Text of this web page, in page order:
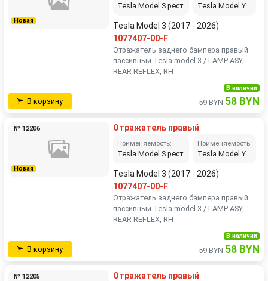
Новая
Tesla Model S рест. Tesla Model Y
Tesla Model 3 (2017 - 2026)
1077407-00-F
Отражатель заднего бампера правый
пассивный Tesla model 3 / LAMP ASY,
REAR REFLEX, RH
В корзину
В наличии
59 BYN 58 BYN
Новая
№ 12206 Отражатель правый
Применяемость:
Tesla Model S рест.
Применяемость:
Tesla Model Y
Tesla Model 3 (2017 - 2026)
1077407-00-F
Отражатель заднего бампера правый
пассивный Tesla model 3 / LAMP ASY,
REAR REFLEX, RH
В корзину
В наличии
59 BYN 58 BYN
№ 12205 Отражатель правый